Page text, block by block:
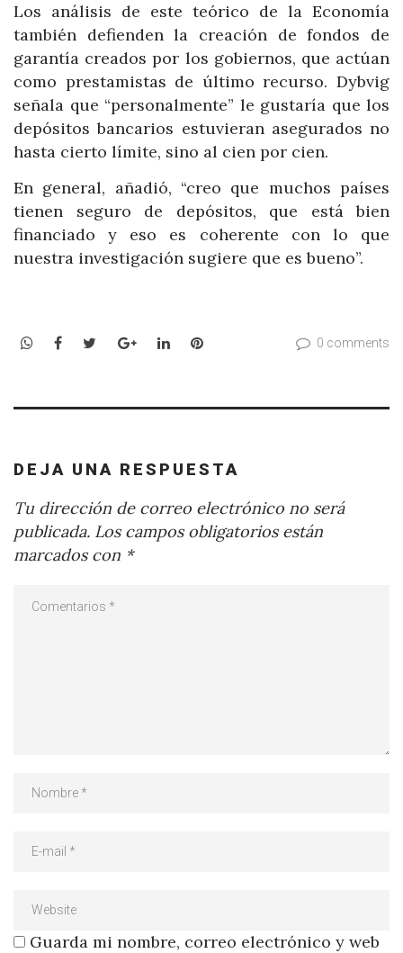
Los análisis de este teórico de la Economía
también defienden la creación de fondos de
garantía creados por los gobiernos, que actúan
como prestamistas de último recurso. Dybvig
señala que “personalmente” le gustaría que los
depósitos bancarios estuvieran asegurados no
hasta cierto límite, sino al cien por cien.
En general, añadió, “creo que muchos países
tienen seguro de depósitos, que está bien
financiado y eso es coherente con lo que
nuestra investigación sugiere que es bueno”.
WhatsApp
Facebook
TwitterGoogle+LinkedInPinterest 0 comments
DEJA UNA RESPUESTA
Tu dirección de correo electrónico no será
publicada. Los campos obligatorios están
marcados con *
Guarda mi nombre, correo electrónico y web